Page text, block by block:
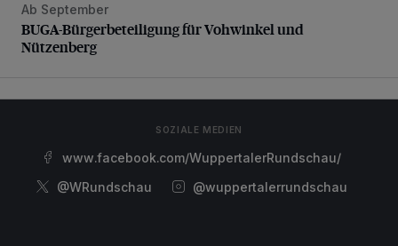
BUGA-Bürgerbeteiligung für Vohwinkel und Nützenberg
Ab September
BUGA-Bürgerbeteiligung für Vohwinkel und
Nützenberg
SOZIALE MEDIEN
www.facebook.com/WuppertalerRundschau/
@WRundschau
@wuppertalerrundschau